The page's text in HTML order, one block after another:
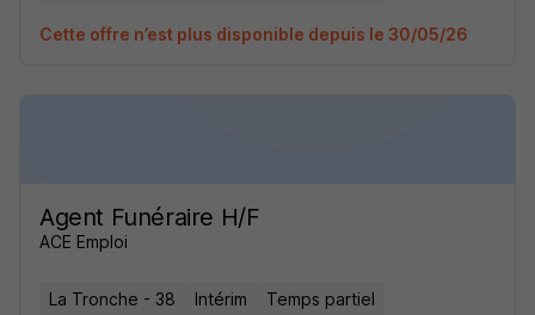
Cette offre n’est plus disponible depuis le 30/05/26
Agent Funéraire H/F
ACE Emploi
La Tronche - 38 Intérim Temps partiel